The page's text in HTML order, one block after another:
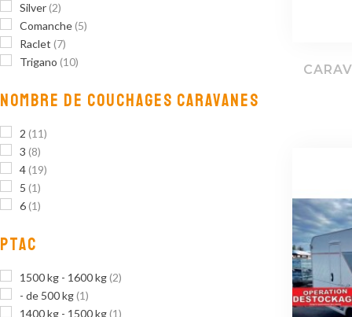
Silver(2)
Comanche(5)
Raclet (7)
Trigano (10)
NOMBRE DE COUCHAGES CARAVANES
2 (11)
3 (8)
4(19)
5 (1)
6(1)
PTAC
1500 kg - 1600 kg(2)
- de 500 kg(1)
1400 kg - 1500 kg(1)